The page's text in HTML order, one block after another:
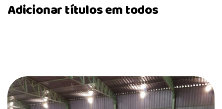
Adicionar títulos em todos